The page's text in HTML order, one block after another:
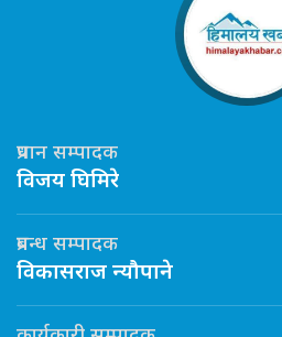
प्रधान सम्पादक
विजय घिमिरे
प्रबन्ध सम्पादक
विकासराज न्यौपाने